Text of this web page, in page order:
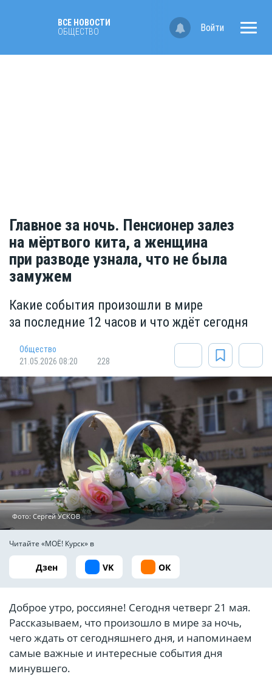
ВСЕ НОВОСТИ
ОБЩЕСТВО
Войти
Главное за ночь. Пенсионер залез
на мёртвого кита, а женщина
при разводе узнала, что не была
замужем
Какие события произошли в мире
за последние 12 часов и что ждёт сегодня
Общество
21.05.2026 08:20
228
Фото: Сергей УСКОВ
Читайте «МОЁ! Курск» в
Дзен VK ОК
Доброе утро, россияне! Сегодня четверг 21 мая.
Рассказываем, что произошло в мире за ночь,
чего ждать от сегодняшнего дня, и напоминаем
самые важные и интересные события дня
минувшего.